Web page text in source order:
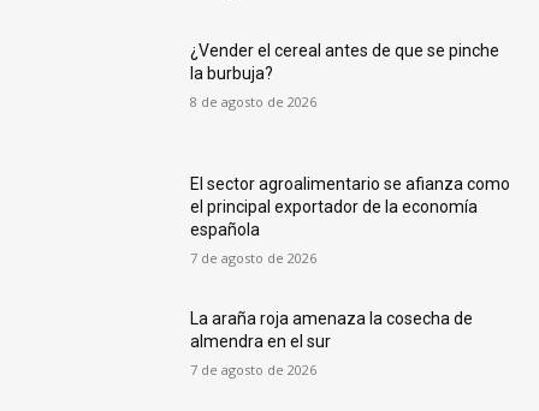
¿Vender el cereal antes de que se pinche
la burbuja?
8 de agosto de 2026
El sector agroalimentario se afianza como
el principal exportador de la economía
española
7 de agosto de 2026
La araña roja amenaza la cosecha de
almendra en el sur
7 de agosto de 2026